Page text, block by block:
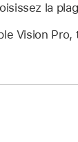
la
Vision